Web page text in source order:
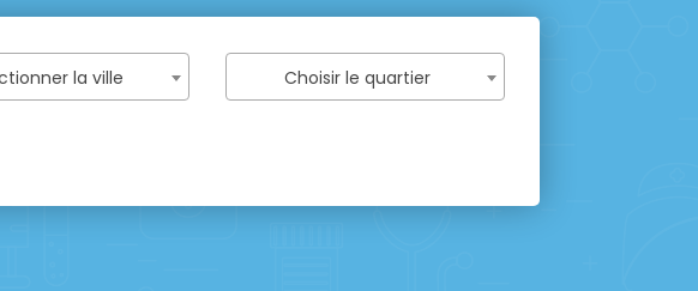
la ville Choisir le quartier